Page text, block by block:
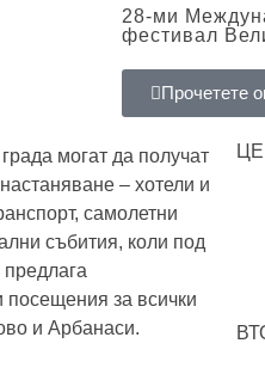
28-ми
фестивал
Прочетете
могат да получат
– хотели и
самолетни
събития, коли под
за всички
и Арбанаси.